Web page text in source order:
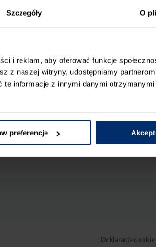
Szczegóły O
i reklam, aby oferować funkcje
z naszej witryny, udostępniamy partnerom
informacje z innymi danymi otrzymanymi
preferencje
Deklaracja